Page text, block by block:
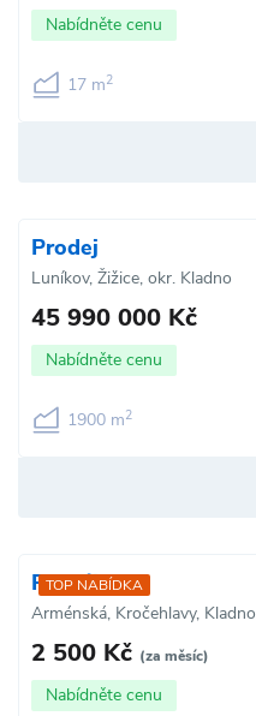
Nabídněte cenu
17 m2
Prodej
Luníkov, Žižice, okr. Kladno
45 990 000 Kč
Nabídněte cenu
1900 m2
TOP NABÍDKA
Pronájem
Arménská, Kročehlavy, Kladno
2 500 Kč (za měsíc)
Nabídněte cenu